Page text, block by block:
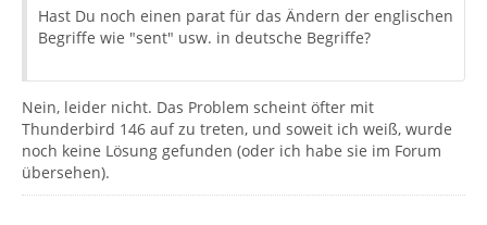
Hast Du noch einen parat für das Ändern der englischen
Begriffe wie "sent" usw. in deutsche Begriffe?
Nein, leider nicht. Das Problem scheint öfter mit
Thunderbird 146 auf zu treten, und soweit ich weiß, wurde
noch keine Lösung gefunden (oder ich habe sie im Forum
übersehen).